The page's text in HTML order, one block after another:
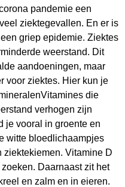
pandemie een
ziektegevallen. En er is
griep epidemie. Ziektes
weerstand. Dit
aandoeningen, maar
voor ziektes. Hier kun je
die
verhogen zijn
je vooral in groente en
witte bloedlichaampjes
ziektekiemen. Vitamine D
Daarnaast zit het
en zalm en in eieren.